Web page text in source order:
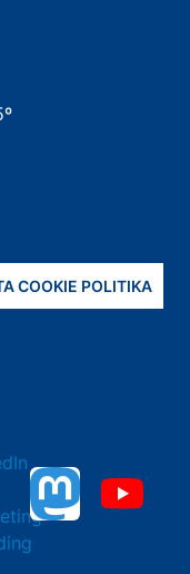
COOKIE POLITIKA